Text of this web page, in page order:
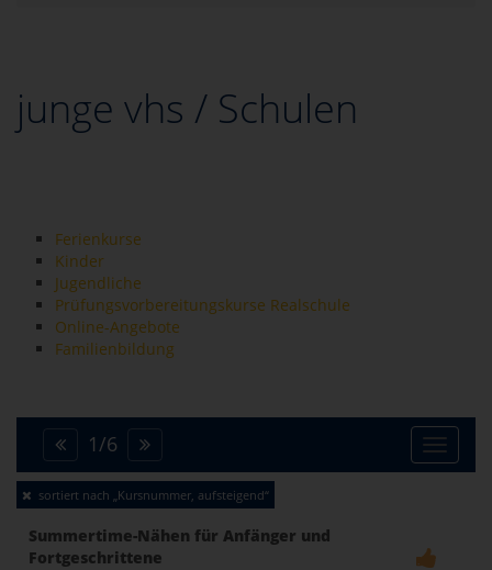
junge vhs / Schulen
Ferienkurse
Kinder
Jugendliche
Prüfungsvorbereitungskurse Realschule
Online-Angebote
Familienbildung
Toggle
1/6
sortiert nach „Kursnummer, aufsteigend“
Summertime-Nähen für Anfänger und
Fortgeschrittene